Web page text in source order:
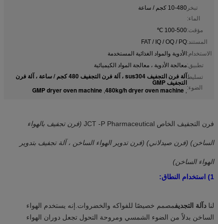
تبخر
الماء:
10-480 كجم / ساعة
مؤقت:100-500 ℃
المستند:FAT / IQ / OQ / PQ
الاستخدام:الأدوية والمواد الغذائية المستخدمة
تطبيق:معالجة الأدوية ، معالجة المواد الكيميائية
تسليط
الضوء:
آلة فرن التجفيف sus304 ، آلة فرن التجفيف 480 كجم / ساعة ، آلة فرن
التجفيف GMP
,
480kg/h dryer oven machine
,
GMP dryer oven machine
فرن التجفيف الخاص JCT -P Pharmaceutical (فرن تجفيف بالهواء
الساخن) (فرن صيدلاني) (فرن تدوير الهواء الساخن ، آلة تجفيف بتدوير
الهواء الساخن)
1) استخدام النطاق:
لنا د آلة التجديفمصمم خصيصًا للفواكه والخضروات.إنه يستخدم الهواء
الساخن بدلاً من الضوء الشمسي ومروحة التحول تجعل دوران الهواء